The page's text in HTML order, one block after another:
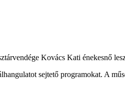
Kovács Kati énekesnő
sejtető programokat. A